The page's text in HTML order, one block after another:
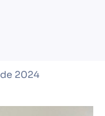
2024